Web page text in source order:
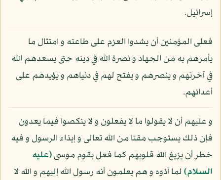
إسرائيل.
فعلى المؤمنين أن يشدوا العزم على طاعته و امتثال ما
يأمرهم به من الجهاد و نصرة الله في دينه حتى يسعدهم الله
في آخرتهم و ينصرهم و يفتح لهم في دنياهم و يؤيدهم على
أعدائهم.
و عليهم أن لا يقولوا ما لا يفعلون و لا ينكصوا فيما يعدون
فإن ذلك يستوجب مقتا من الله تعالى و إيذاء الرسول و فيه
خطر أن يزيغ الله قلوبهم كما فعل بقوم موسى(عليه
السلام)لما آذوه و هم يعلمون أنه رسول الله إليهم و الله لا